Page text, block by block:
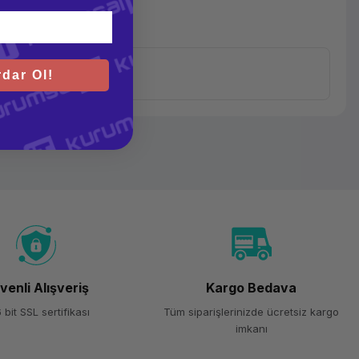
T14 Gen
3
Intel Core
i7
Alışveriş
bit SSL sertifikası
Kargo Bedava
Tüm siparişlerinizde ücretsiz kargo
imkanı
Ol!